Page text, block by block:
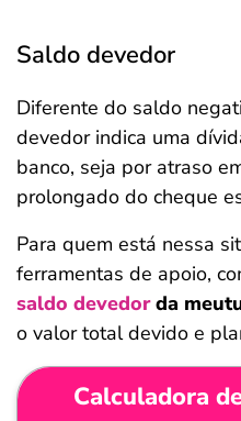
Saldo devedor
Diferente do saldo
devedor indica uma
banco, seja por atraso
prolongado do cheque
Para quem está nessa
ferramentas de apoio,
saldo devedorda
o valor total devido e
Calculadora